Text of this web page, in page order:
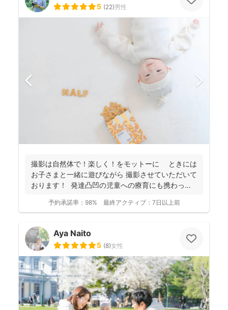
5 (22)男性
撮影は自然体で！楽しく！をモットーに ときには
お子さまと一緒に遊びながら 撮影させていただいて
おります！ 発達凸凹の児童への療育にも携わって
予約承諾率： 98% 最終アクティブ： 7日以上前
Aya Naito
5 (8)女性